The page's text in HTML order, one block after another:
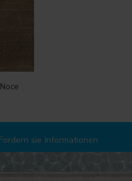
Fordern sie informationen